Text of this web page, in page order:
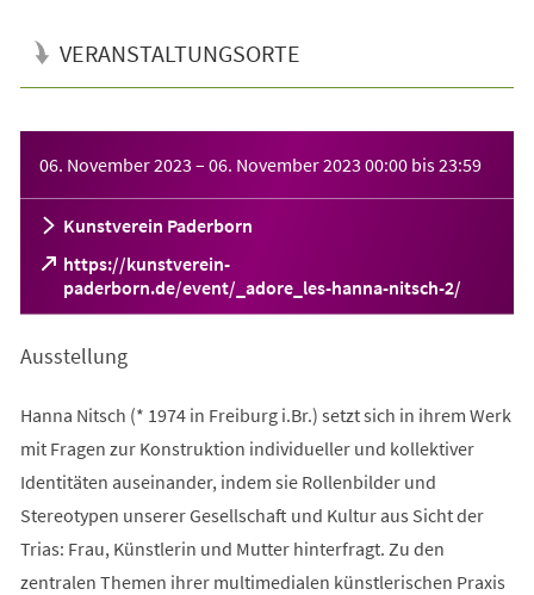
VERANSTALTUNGSORTE
06. November 2023 – 06. November 2023 00:00 bis23:59
Kunstverein Paderborn
https://kunstverein-
paderborn.de/event/_adore_les-hanna-nitsch-2/
(Öffnet
in
neuen
Ausstellung
Hanna Nitsch (* 1974 in Freiburg i.Br.) setzt sich in ihrem Werk
mit Fragen zur Konstruktion individueller und kollektiver
Identitäten auseinander, indem sie Rollenbilder und
Stereotypen unserer Gesellschaft und Kultur aus Sicht der
Trias: Frau, Künstlerin und Mutter hinterfragt. Zu den
zentralen Themen ihrer multimedialen künstlerischen Praxis